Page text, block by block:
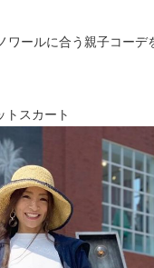
ワールに合う親子コーデ
スカート